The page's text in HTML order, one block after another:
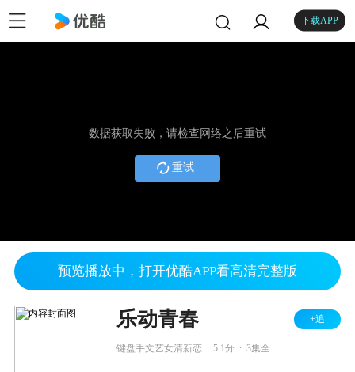
下载APP
数据获取失败，请检查网络之后重试
重试
预览播放中，打开优酷APP看高清完整版
乐动青春 +追
键盘手文艺女清新恋 5.1分 3集全